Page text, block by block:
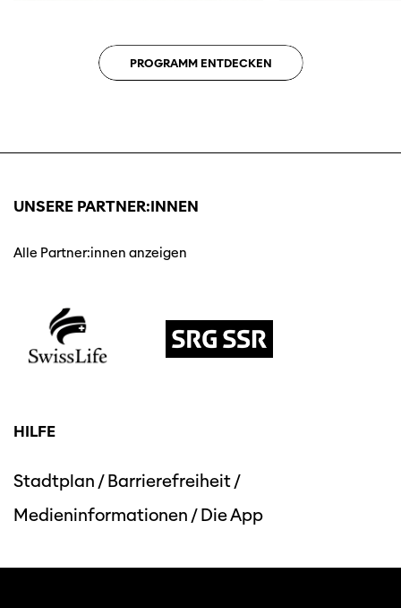
PROGRAMM ENTDECKEN
UNSERE PARTNER:INNEN
Alle Partner:innen anzeigen
HILFE
Stadtplan /Barrierefreiheit/
Medieninformationen /Die App